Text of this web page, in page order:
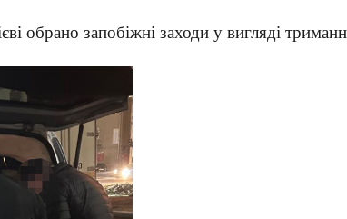
обрано запобіжні заходи у вигляді